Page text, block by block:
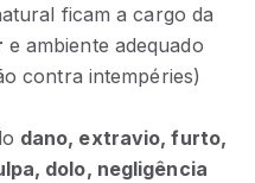
ficam a cargo da
e ambiente adequado
contra intempéries)
dano, extravio, furto,
dolo, negligência